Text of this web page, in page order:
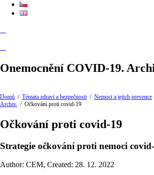
Onemocnění COVID-19.
Domů / Témata zdraví a bezpečnosti / Nemoci a jejich prevence
Archiv. / Očkování proti covid-19
Očkování proti covid-19
Strategie očkování proti nemoci
Author: CEM, Created: 28. 12. 2022